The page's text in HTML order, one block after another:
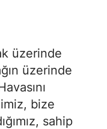
üzerinde
üzerinde
bize
sahip